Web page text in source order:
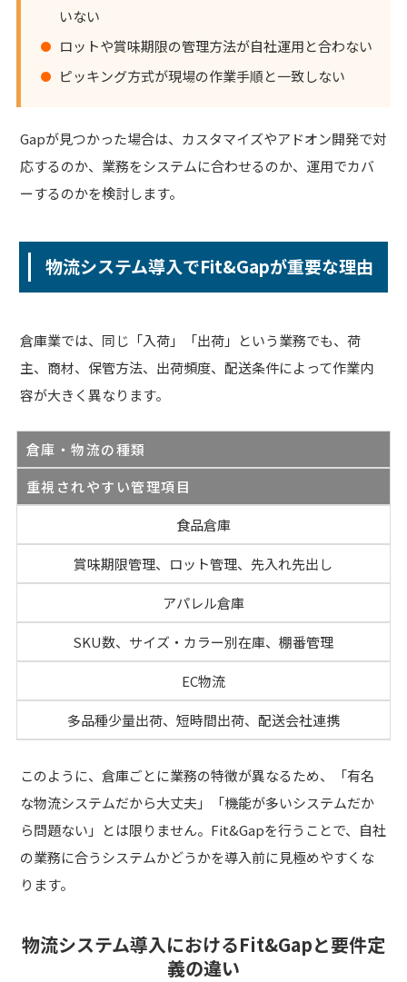
いない
ロットや賞味期限の管理方法が自社運用と合わない
ピッキング方式が現場の作業手順と一致しない
Gapが見つかった場合は、カスタマイズやアドオン開発で対
応するのか、業務をシステムに合わせるのか、運用でカバ
ーするのかを検討します。
物流システム導入でFit&Gapが重要な理由
倉庫業では、同じ「入荷」「出荷」という業務でも、荷
主、商材、保管方法、出荷頻度、配送条件によって作業内
容が大きく異なります。
倉庫・物流の種類
重視されやすい管理項目
食品倉庫
賞味期限管理、ロット管理、先入れ先出し
アパレル倉庫
SKU数、サイズ・カラー別在庫、棚番管理
EC物流
多品種少量出荷、短時間出荷、配送会社連携
このように、倉庫ごとに業務の特徴が異なるため、「有名
な物流システムだから大丈夫」「機能が多いシステムだか
ら問題ない」とは限りません。Fit&Gapを行うことで、自社
の業務に合うシステムかどうかを導入前に見極めやすくな
ります。
物流システム導入におけるFit&Gapと要件定
義の違い